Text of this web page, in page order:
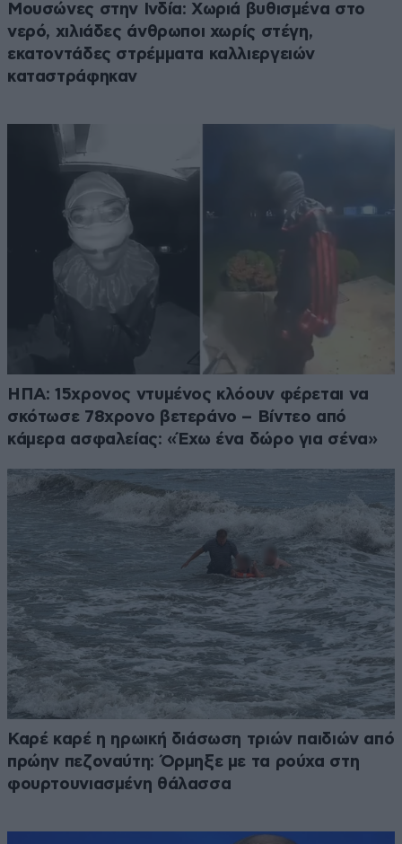
Μουσώνες στην Ινδία: Χωριά βυθισμένα στο
νερό, χιλιάδες άνθρωποι χωρίς στέγη,
εκατοντάδες στρέμματα καλλιεργειών
καταστράφηκαν
ΗΠΑ: 15χρονος ντυμένος κλόουν φέρεται να
σκότωσε 78χρονο βετεράνο – Βίντεο από
κάμερα ασφαλείας: «Έχω ένα δώρο για σένα»
Καρέ καρέ η ηρωική διάσωση τριών παιδιών από
πρώην πεζοναύτη: Όρμηξε με τα ρούχα στη
φουρτουνιασμένη θάλασσα